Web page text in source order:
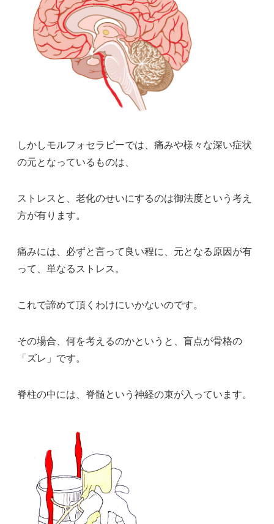
しかしモルフォセラピーでは、痛みや様々な深い症状
の元となっているものは、
ストレスと、老化のせいにするのは御法度という考え
方が有ります。
痛みには、必ずと言って良い程に、元となる原因が有
って、単なるストレス。
これで諦めて頂くわけにいかないのです。
その場合、何を考えるのかというと、盲点が骨格の
「ズレ」です。
脊柱の中には、脊髄という神経の束が入っています。